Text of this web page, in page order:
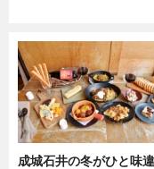
成城石井の冬がひと味